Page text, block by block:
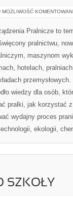
MOŻLIWOŚĆ
Pralnicze to
pralnictwu,
maszynom
hotelach,
wiedzy dla osób,
pralki, jak korzystać
wydajny proces
ekologii,
SZKOŁY